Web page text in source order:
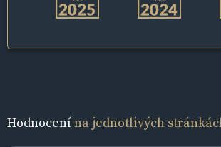
Hodnocenína jednotlivých